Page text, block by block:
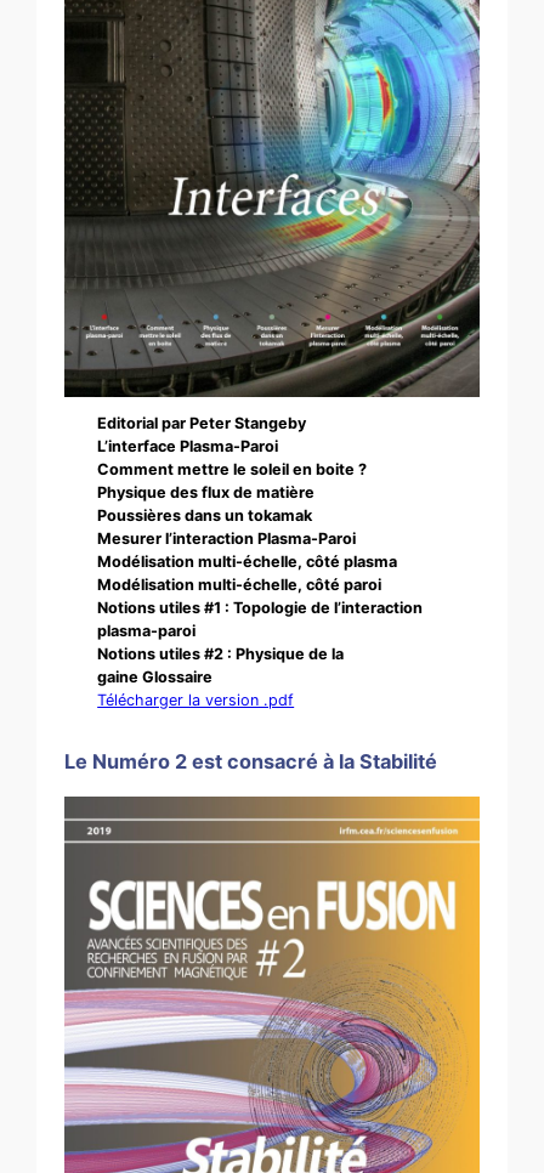
Editorial par Peter Stangeby
L’interface Plasma-Paroi
Comment mettre le soleil en boite ?
Physique des flux de matière
Poussières dans un tokamak
Mesurer l’interaction Plasma-Paroi
Modélisation multi-échelle, côté plasma
Modélisation multi-échelle, côté paroi
Notions utiles #1 : Topologie de l’interaction
plasma-paroi
Notions utiles #2 : Physique de la
gaine Glossaire
Télécharger la version .pdf
Le Numéro 2 est consacré à la Stabilité